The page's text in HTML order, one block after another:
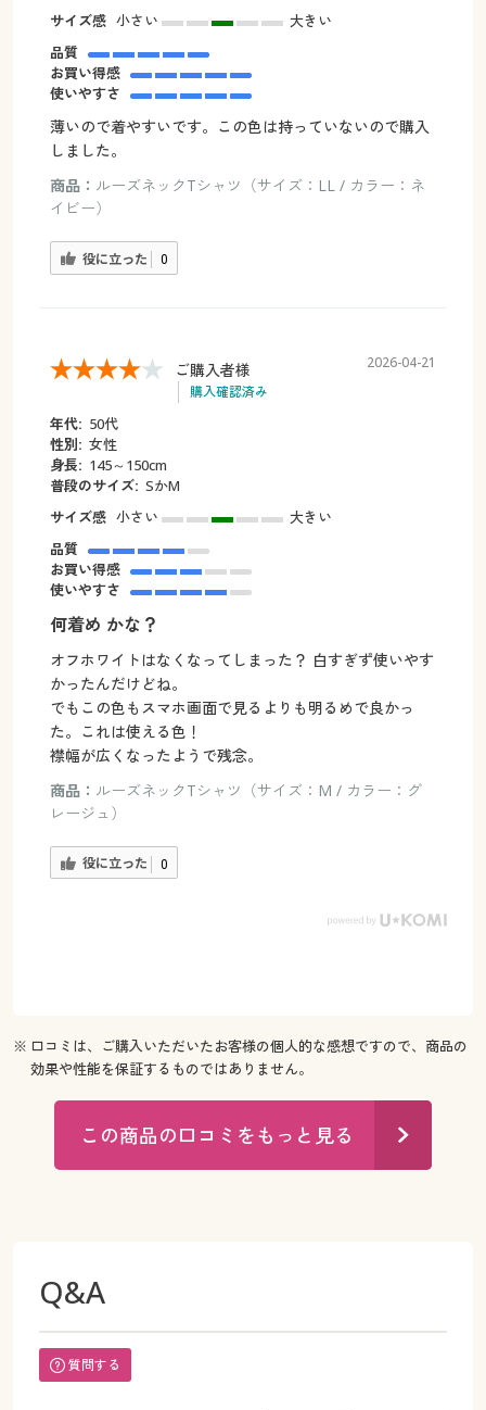
サイズ感 小さい
大きい
品質
お買い得感
使いやすさ
薄いので着やすいです。この色は持っていないので購入
しました。
商品： ルーズネックTシャツ（サイズ：LL / カラー：ネ
イビー）
役に立った 0
ご購入者様
購入確認済み
2026-04-21
年代: 50代
性別: 女性
身長: 145～150cm
普段のサイズ: SかM
サイズ感 小さい
大きい
品質
お買い得感
使いやすさ
何着め かな？
オフホワイトはなくなってしまった？ 白すぎず使いやす
かったんだけどね。
でもこの色もスマホ画面で見るよりも明るめで良かっ
た。これは使える色！
襟幅が広くなったようで残念。
商品： ルーズネックTシャツ（サイズ：M / カラー：グ
レージュ）
役に立った 0
※ 口コミは、ご購入いただいたお客様の個人的な感想ですので、商品の
効果や性能を保証するものではありません。
この商品の口コミをもっと見る
Q&A
質問する